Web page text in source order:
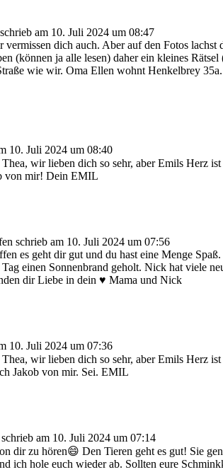
schrieb am 10. Juli 2024 um 08:47
dich auch. Aber auf den Fotos
(können ja alle lesen) daher ein kleines
wie wir. Oma Ellen wohnt Henkelbrey
10. Juli 2024 um 08:40
wir lieben dich so sehr, aber Emils Herz ist
von mir! Dein EMIL
schrieb am 10. Juli 2024 um 07:56
es geht dir gut und du hast eine Menge
Tag einen Sonnenbrand geholt. Nick hat viele
dir Liebe in dein ♥️ Mama und Nick
10. Juli 2024 um 07:36
wir lieben dich so sehr, aber Emils Herz ist
Jakob von mir. Sei. EMIL
schrieb am 10. Juli 2024 um 07:14
dir zu hören😄 Den Tieren geht es gut! Sie
ich hole euch wieder ab. Sollten eure